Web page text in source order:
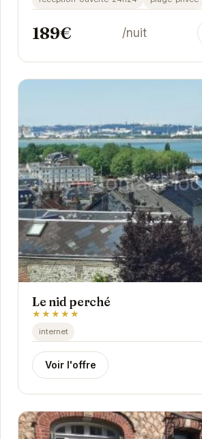
189€ /nuit
Le nid perché
★★★★★
internet
Voir l'offre